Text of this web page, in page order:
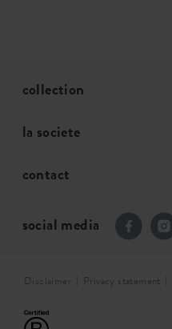
collection
la societe
contact
social media
Disclaimer Privacy statement